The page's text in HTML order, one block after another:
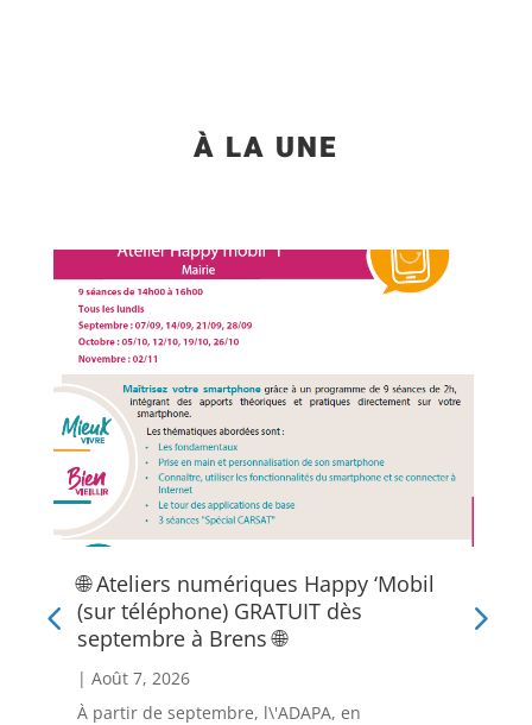
À LA UNE
🌐 Ateliers numériques Happy ‘Mobil
(sur téléphone) GRATUIT dès
septembre à Brens 🌐
| Août 7, 2026
À partir de septembre, l\'ADAPA, en